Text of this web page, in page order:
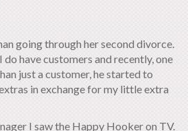
going through her second divorce.
have customers and recently, one
just a customer, he started to
in exchange for my little extra
I saw the Happy Hooker on TV.